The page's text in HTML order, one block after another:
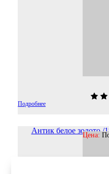
Подробнее
Антик белое золото /
Цена: